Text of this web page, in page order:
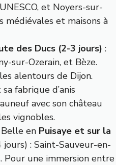
et Noyers-sur-
médiévales et maisons à
des Ducs (2-3 jours) :
sur-Ozerain, et Bèze.
alentours de Dijon.
fabrique d’anis
avec son château
vignobles.
en Puisaye et sur la
jours) : Saint-Sauveur-en-
Pour une immersion entre